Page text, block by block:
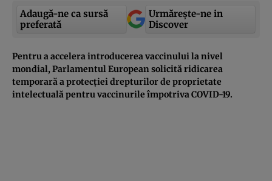
Adaugă-ne ca sursă
preferată
Urmărește-ne in
Discover
Pentru a accelera introducerea vaccinului la nivel
mondial, Parlamentul European solicită ridicarea
temporară a protecției drepturilor de proprietate
intelectuală pentru vaccinurile împotriva COVID-19.